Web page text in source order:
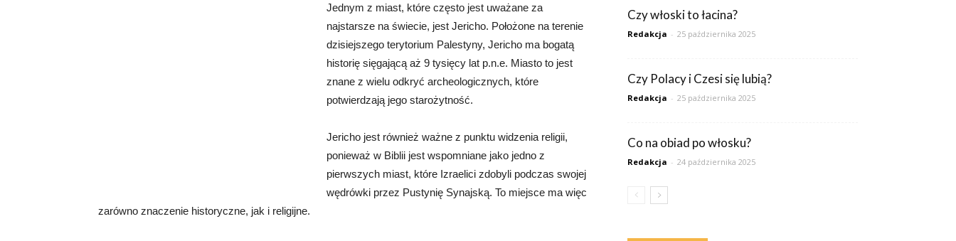
Jednym z miast, które często jest uważane za
najstarsze na świecie, jest Jericho. Położone na terenie
dzisiejszego terytorium Palestyny, Jericho ma bogatą
historię sięgającą aż 9 tysięcy lat p.n.e. Miasto to jest
znane z wielu odkryć archeologicznych, które
potwierdzają jego starożytność.
Jericho jest również ważne z punktu widzenia religii,
ponieważ w Biblii jest wspomniane jako jedno z
pierwszych miast, które Izraelici zdobyli podczas swojej
wędrówki przez Pustynię Synajską. To miejsce ma więc
zarówno znaczenie historyczne, jak i religijne.
Czy włoski to łacina?
Redakcja - 25 października 2025
Czy Polacy i Czesi się lubią?
Redakcja - 25 października 2025
Co na obiad po włosku?
Redakcja - 24 października 2025